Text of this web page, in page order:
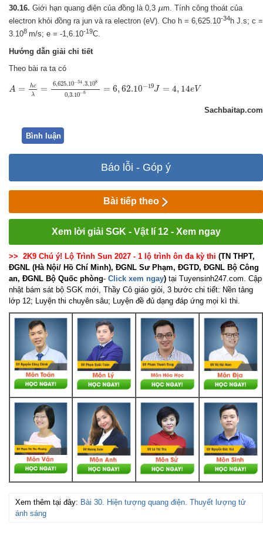
30.16. Giới hạn quang điện của đồng là 0,3 μ
μm. Tính công thoát của
electron khỏi đồng ra jun và ra electron (eV). Cho h = 6,625.10-34h J.s; c =
3.108 m/s; e = -1,6.10-19C.
Hướng dẫn giải chi tiết
Theo bài ra ta có
A = hc
λ
= 6,625.10−34 .3.108
0,3.10−6 = 6,62.10−19J = 4, 14eV
625.10−34.3.10
Sachbaitap.com
Bình luận
Báo lỗi - Góp ý
Bài tiếp theo
Xem lời giải SGK - Vật lí 12 - Xem ngay
>> 2K9 Chú ý! Lộ Trình Sun 2027 - 1 lộ trình ôn đa kỳ thi (TN THPT,
ĐGNL (Hà Nội/ Hồ Chí Minh), ĐGNL Sư Phạm, ĐGTD, ĐGNL Bộ Công
an, ĐGNL Bộ Quốc phòng- Click xem ngay) tại Tuyensinh247.com. Cập
nhật bám sát bộ SGK mới, Thầy Cô giáo giỏi, 3 bước chi tiết: Nền tảng
lớp 12; Luyện thi chuyên sâu; Luyện đề đủ dạng đáp ứng mọi kì thi.
Xem thêm tại đây: Bài 30. Hiện tượng quang điện. Thuyết lượng tử
ánh sáng